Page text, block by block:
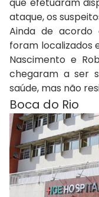
que efetuaram
ataque, os
Ainda de acordo
foram localizados
Nascimento e
chegaram a ser
saúde, mas não
Boca do Rio